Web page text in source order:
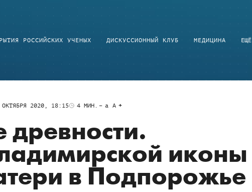
ЕЩЁ
РОССИЙСКИХ УЧЕНЫХ ДИСКУССИОННЫЙ КЛУБ МЕДИЦИНА
ОКТЯБРЯ 2020, 18:15 4 МИН. a A
древности.
иконы
в Подпорожье